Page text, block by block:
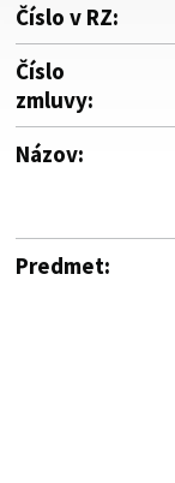
Číslo v RZ:
Číslo
zmluvy:
Názov:
Predmet: